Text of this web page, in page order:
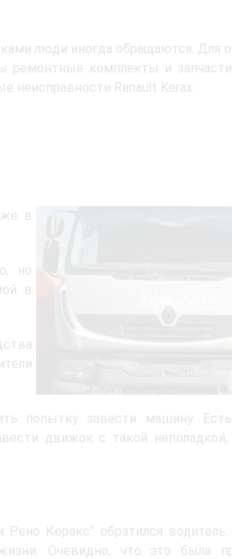
люди иногда обращаются. Для
ремонтные комплекты и
неисправности Renault Kerax:
в
но
в
попытку завести машину.
движок с такой
Керакс” обратился водитель.
Очевидно, что это была